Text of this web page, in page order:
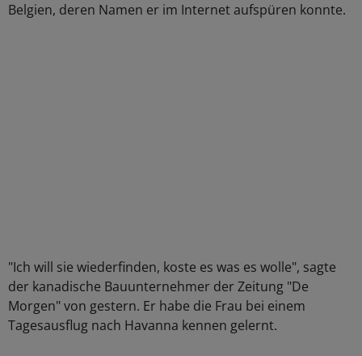
Belgien, deren Namen er im Internet aufspüren konnte.
"Ich will sie wiederfinden, koste es was es wolle", sagte
der kanadische Bauunternehmer der Zeitung "De
Morgen" von gestern. Er habe die Frau bei einem
Tagesausflug nach Havanna kennen gelernt.